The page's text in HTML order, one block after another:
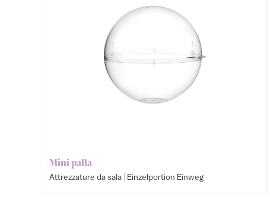
Mini palla
Attrezzature da sala | Einzelportion Einweg